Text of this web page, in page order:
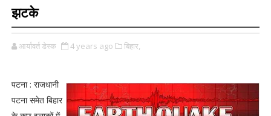
झटके
आर्यावर्त डेस्क 4 years ago बिहार,
पटना : राजधानी
पटना समेत बिहार